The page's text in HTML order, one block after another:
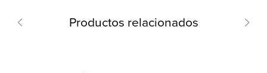
Productos relacionados